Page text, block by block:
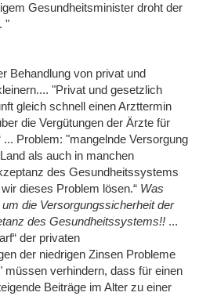
Gesundheitsminister droht der
"
Behandlung von privat und
"Privat und gesetzlich
gleich schnell einen Arzttermin
die Vergütungen der Ärzte für
Problem: "mangelnde Versorgung
als auch in manchen
des Gesundheitssystems
dieses Problem lösen.“ Was
die Versorgungssicherheit der
des Gesundheitssystems!! ...
der privaten
der niedrigen Zinsen Probleme
müssen verhindern, dass für einen
Beiträge im Alter zu einer